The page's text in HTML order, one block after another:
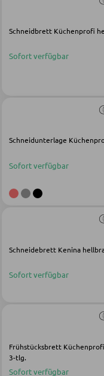
TV-
SESSEL
HOCKER
Barhocker
Sofort verfügbar
Sofort verfügbar
Sofort verfügbar
3-tlg.
Sofort verfügbar